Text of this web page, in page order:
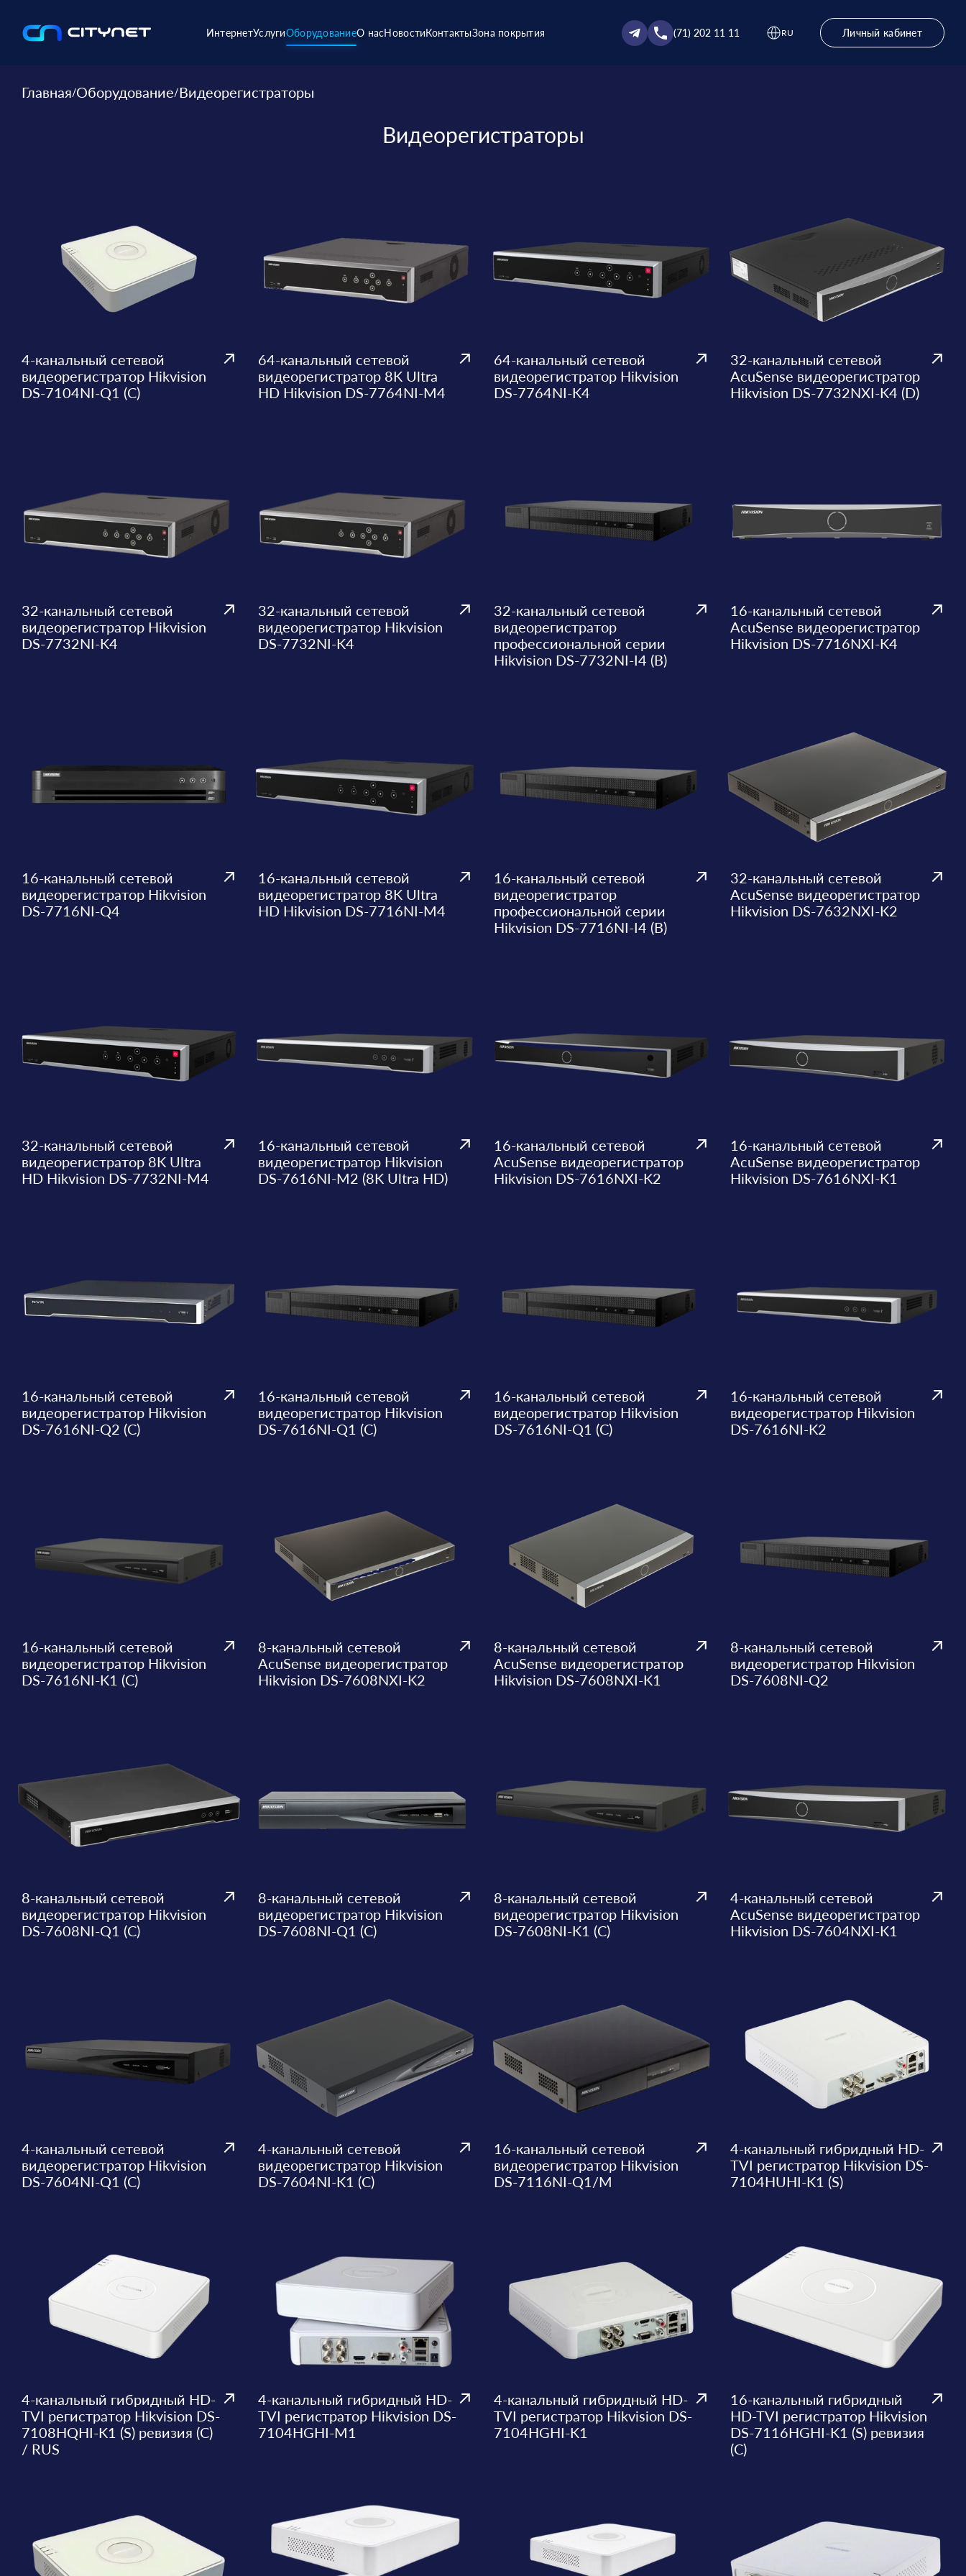
ИнтернетУслугиОборудованиеО насНовостиКонтактыЗона покрытия (71) 202 11 11 RU Личный кабинет
Главная/Оборудование/Видеорегистраторы
Видеорегистраторы
4-канальный сетевой
видеорегистратор Hikvision
DS-7104NI-Q1 (C)
64-канальный сетевой
видеорегистратор 8K Ultra
HD Hikvision DS-7764NI-M4
64-канальный сетевой
видеорегистратор Hikvision
DS-7764NI-K4
32-канальный сетевой
AcuSense видеорегистратор
Hikvision DS-7732NXI-K4 (D)
32-канальный сетевой
видеорегистратор Hikvision
DS-7732NI-K4
32-канальный сетевой
видеорегистратор Hikvision
DS-7732NI-K4
32-канальный сетевой
видеорегистратор
профессиональной серии
Hikvision DS-7732NI-I4 (B)
16-канальный сетевой
AcuSense видеорегистратор
Hikvision DS-7716NXI-K4
16-канальный сетевой
видеорегистратор Hikvision
DS-7716NI-Q4
16-канальный сетевой
видеорегистратор 8K Ultra
HD Hikvision DS-7716NI-M4
16-канальный сетевой
видеорегистратор
профессиональной серии
Hikvision DS-7716NI-I4 (B)
32-канальный сетевой
AcuSense видеорегистратор
Hikvision DS-7632NXI-K2
32-канальный сетевой
видеорегистратор 8K Ultra
HD Hikvision DS-7732NI-M4
16-канальный сетевой
видеорегистратор Hikvision
DS-7616NI-M2 (8K Ultra HD)
16-канальный сетевой
AcuSense видеорегистратор
Hikvision DS-7616NXI-K2
16-канальный сетевой
AcuSense видеорегистратор
Hikvision DS-7616NXI-K1
16-канальный сетевой
видеорегистратор Hikvision
DS-7616NI-Q2 (C)
16-канальный сетевой
видеорегистратор Hikvision
DS-7616NI-Q1 (C)
16-канальный сетевой
видеорегистратор Hikvision
DS-7616NI-Q1 (C)
16-канальный сетевой
видеорегистратор Hikvision
DS-7616NI-K2
16-канальный сетевой
видеорегистратор Hikvision
DS-7616NI-K1 (C)
8-канальный сетевой
AcuSense видеорегистратор
Hikvision DS-7608NXI-K2
8-канальный сетевой
AcuSense видеорегистратор
Hikvision DS-7608NXI-K1
8-канальный сетевой
видеорегистратор Hikvision
DS-7608NI-Q2
8-канальный сетевой
видеорегистратор Hikvision
DS-7608NI-Q1 (C)
8-канальный сетевой
видеорегистратор Hikvision
DS-7608NI-Q1 (C)
8-канальный сетевой
видеорегистратор Hikvision
DS-7608NI-K1 (C)
4-канальный сетевой
AcuSense видеорегистратор
Hikvision DS-7604NXI-K1
4-канальный сетевой
видеорегистратор Hikvision
DS-7604NI-Q1 (C)
4-канальный сетевой
видеорегистратор Hikvision
DS-7604NI-K1 (C)
16-канальный сетевой
видеорегистратор Hikvision
DS-7116NI-Q1/M
4-канальный гибридный HD-
TVI регистратор Hikvision DS-
7104HUHI-K1 (S)
4-канальный гибридный HD-
TVI регистратор Hikvision DS-
7108HQHI-K1 (S) ревизия (C)
/ RUS
4-канальный гибридный HD-
TVI регистратор Hikvision DS-
7104HGHI-M1
4-канальный гибридный HD-
TVI регистратор Hikvision DS-
7104HGHI-K1
16-канальный гибридный
HD-TVI регистратор Hikvision
DS-7116HGHI-K1 (S) ревизия
(C)